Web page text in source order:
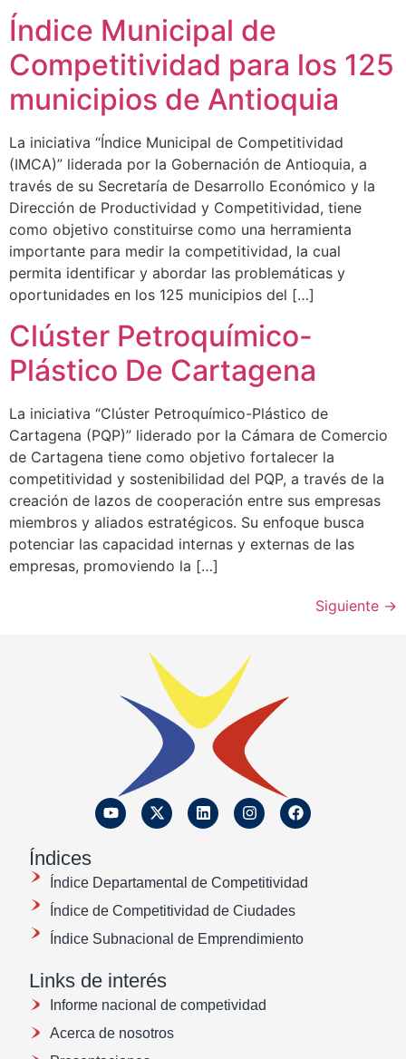
Índice Municipal de
Competitividad para los 125
municipios de Antioquia
La iniciativa “Índice Municipal de Competitividad
(IMCA)” liderada por la Gobernación de Antioquia, a
través de su Secretaría de Desarrollo Económico y la
Dirección de Productividad y Competitividad, tiene
como objetivo constituirse como una herramienta
importante para medir la competitividad, la cual
permita identificar y abordar las problemáticas y
oportunidades en los 125 municipios del […]
Clúster Petroquímico-
Plástico De Cartagena
La iniciativa “Clúster Petroquímico-Plástico de
Cartagena (PQP)” liderado por la Cámara de Comercio
de Cartagena tiene como objetivo fortalecer la
competitividad y sostenibilidad del PQP, a través de la
creación de lazos de cooperación entre sus empresas
miembros y aliados estratégicos. Su enfoque busca
potenciar las capacidad internas y externas de las
empresas, promoviendo la […]
Siguiente →
Índices
Índice Departamental de Competitividad
Índice de Competitividad de Ciudades
Índice Subnacional de Emprendimiento
Links de interés
Informe nacional de competividad
Acerca de nosotros